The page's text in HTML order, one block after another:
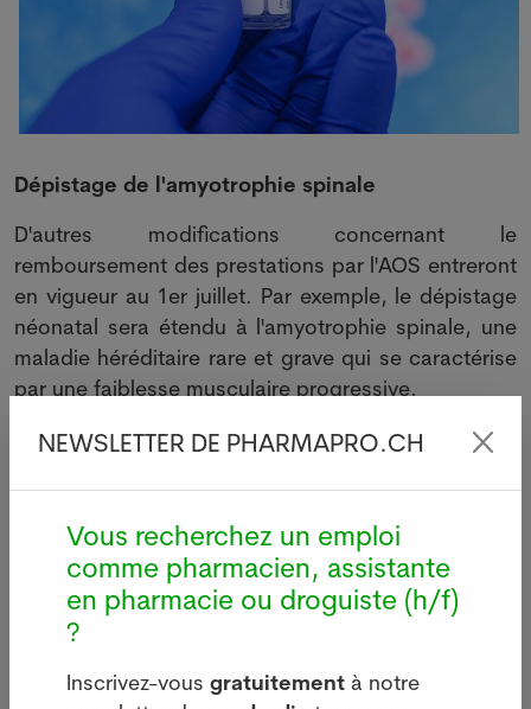
Dépistage de l'amyotrophie spinale
D'autres modifications concernant le
remboursement des prestations par l'AOS entreront
en vigueur au 1er juillet. Par exemple, le dépistage
néonatal sera étendu à l'amyotrophie spinale, une
maladie héréditaire rare et grave qui se caractérise
par une faiblesse musculaire progressive.
Un traitement médicamenteux efficace existe en
diagnostiquer et de traiter cette affection à un
stade précoce, avec l’espoir de meilleurs résultats
thérapeutiques, salue l'OFSP.
Le 18 juin 2024. Sources : Keystone-ATS. Crédits
photos: Adobe Stock, Pixabay ou Pharmanetis Sàrl
(Creapharma.ch).
NEWSLETTER DE PHARMAPRO.CH
Vous recherchez un emploi
comme pharmacien, assistante
en pharmacie ou droguiste (h/f)
?
Inscrivez-vous gratuitement à notre